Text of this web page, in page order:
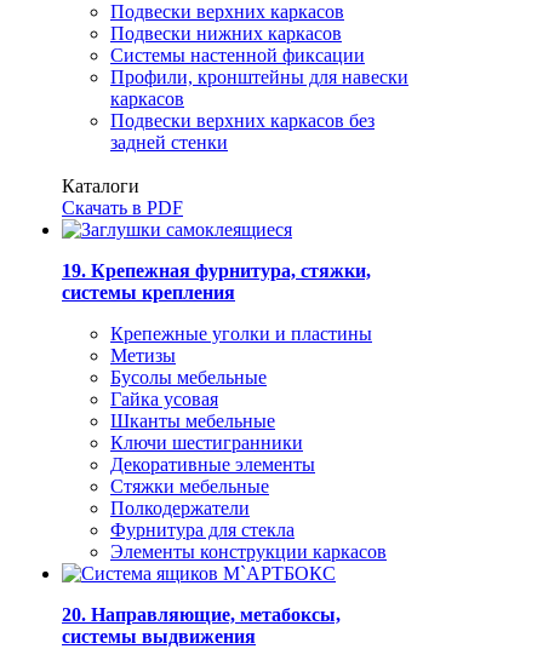
Подвески верхних каркасов
Подвески нижних каркасов
Системы настенной фиксации
Профили, кронштейны для навески
каркасов
Подвески верхних каркасов без
задней стенки
Каталоги
Скачать в PDF
19. Крепежная фурнитура, стяжки,
системы крепления
Крепежные уголки и пластины
Метизы
Бусолы мебельные
Гайка усовая
Шканты мебельные
Ключи шестигранники
Декоративные элементы
Стяжки мебельные
Полкодержатели
Фурнитура для стекла
Элементы конструкции каркасов
20. Направляющие, метабоксы,
системы выдвижения